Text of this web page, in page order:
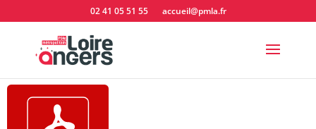
02 41 05 51 55 accueil@pmla.fr